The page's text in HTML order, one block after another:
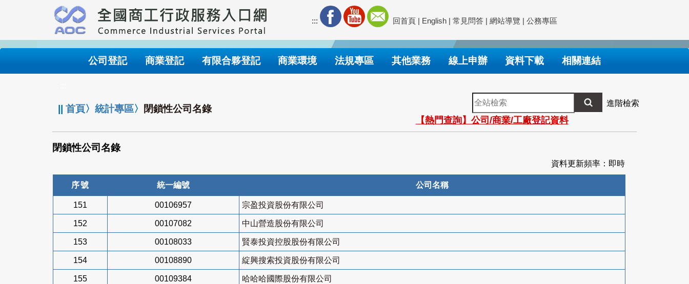
要
內
::: 回首頁 | English | 常見問答 | 網站導覽 | 公務專區
公司登記 商業登記 有限合夥登記 商業環境 法規專區 其他業務 線上申辦 資料下載 相關連結
||首頁〉統計專區〉 閉鎖性公司名錄
全
站
檢
索
進階檢索
【熱門查詢】公司/商業/工廠登記資料
閉鎖性公司名錄
資料更新頻率：即時
序號 統一編號 公司名稱
151 00106957 宗盈投資股份有限公司
152 00107082 中山營造股份有限公司
153 00108033 賢泰投資控股股份有限公司
154 00108890 綻興搜索投資股份有限公司
155 00109384 哈哈哈國際股份有限公司